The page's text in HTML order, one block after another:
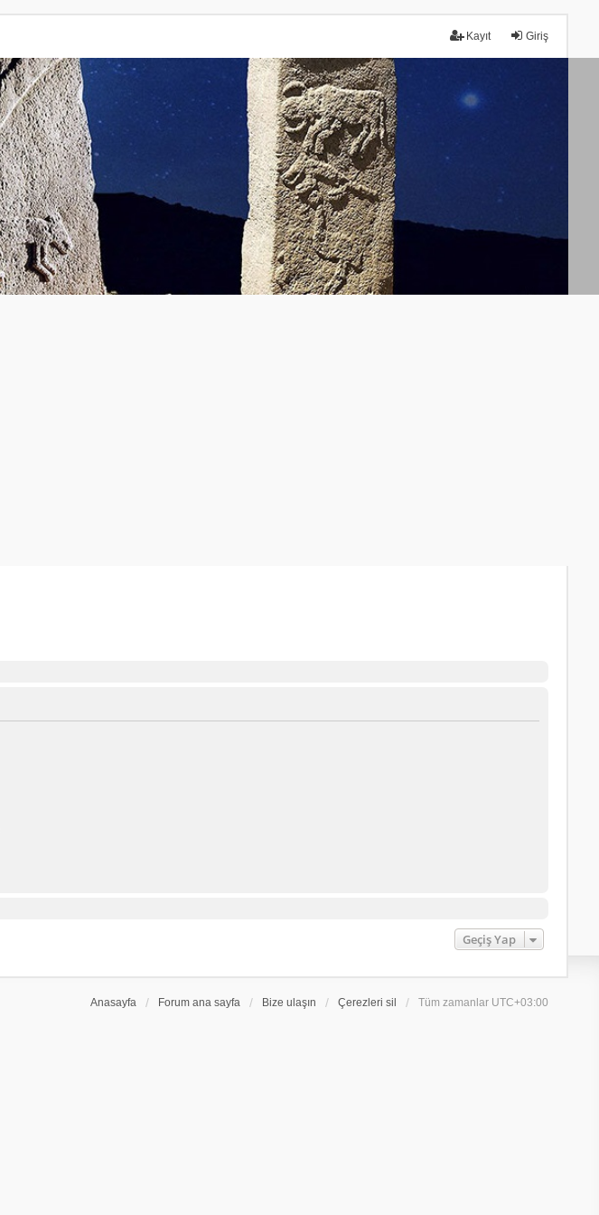
Giriş
Kayıt
Geçiş Yap
Anasayfa Forum ana sayfa Bize ulaşın Çerezleri sil Tüm zamanlar UTC+03:00